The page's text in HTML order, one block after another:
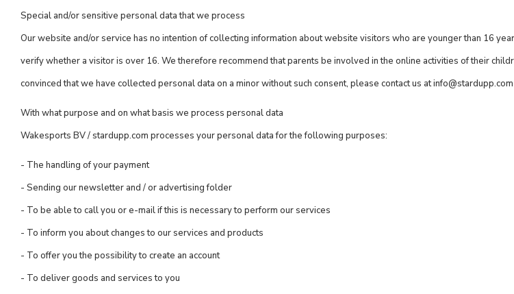
Special and/or sensitive personal data that we process
Our website and/or service has no intention of collecting information about website visitors who are younger than 16
verify whether a visitor is over 16. We therefore recommend that parents be involved in the online activities of their
convinced that we have collected personal data on a minor without such consent, please contact us atinfo@stardupp.com
With what purpose and on what basis we process personal data
Wakesports BV / stardupp.com processes your personal data for the following purposes:
- The handling of your payment
- Sending our newsletter and / or advertising folder
- To be able to call you or e-mail if this is necessary to perform our services
- To inform you about changes to our services and products
- To offer you the possibility to create an account
- To deliver goods and services to you